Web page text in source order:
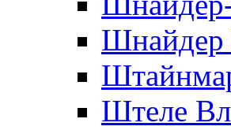
Шнайдер
Штеле